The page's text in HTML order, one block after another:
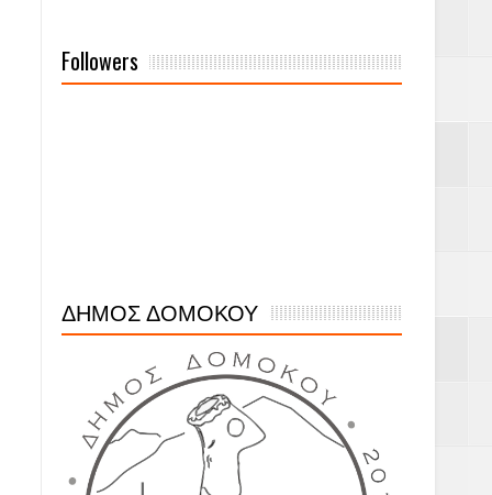
Followers
ΔΗΜΟΣ ΔΟΜΟΚΟΥ